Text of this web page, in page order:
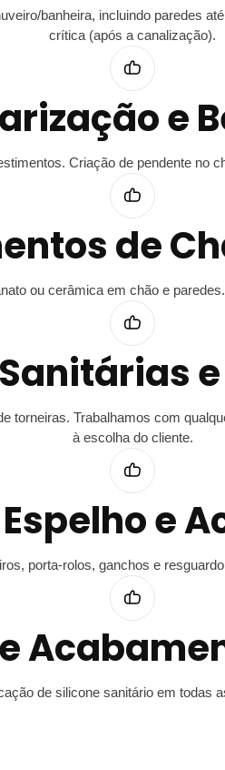
banheira, incluindo paredes
crítica (após a canalização).
e
Criação de pendente no
de
ou cerâmica em chão e
torneiras. Trabalhamos com
à escolha do cliente.
e
porta-rolos, ganchos e
de silicone sanitário em